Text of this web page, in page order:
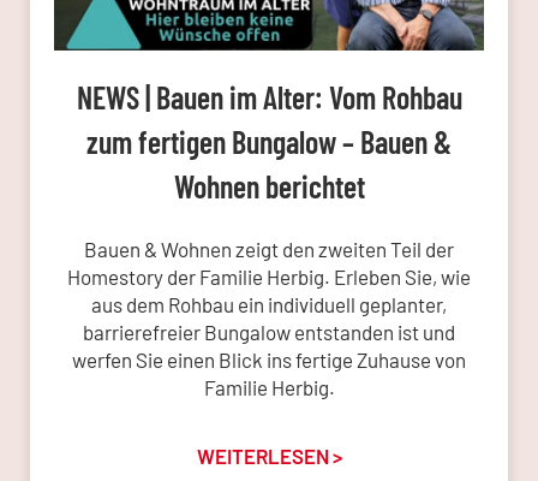
NEWS | Bauen im Alter: Vom Rohbau
zum fertigen Bungalow – Bauen &
Wohnen berichtet
Bauen & Wohnen zeigt den zweiten Teil der
Homestory der Familie Herbig. Erleben Sie, wie
aus dem Rohbau ein individuell geplanter,
barrierefreier Bungalow entstanden ist und
werfen Sie einen Blick ins fertige Zuhause von
Familie Herbig.
WEITERLESEN >